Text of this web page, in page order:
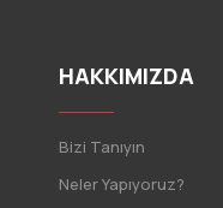
HAKKIMIZDA
Bizi Tanıyın
Neler Yapıyoruz?